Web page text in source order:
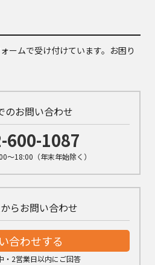
ームで受け付けています。お困り
のお問い合わせ
600-1087
～18:00（年末年始除く）
らお問い合わせ
合わせする
・2営業日以内にご回答